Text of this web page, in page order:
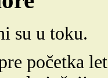
su u toku.
početka